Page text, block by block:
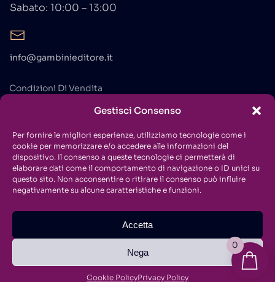
Gestisci Consenso
Per fornire le migliori esperienze, utilizziamo tecnologie come i
cookie per memorizzare e/o accedere alle informazioni del
dispositivo. Il consenso a queste tecnologie ci permetterà di
elaborare dati come il comportamento di navigazione o ID unici su
questo sito. Non acconsentire o ritirare il consenso può influire
negativamente su alcune caratteristiche e funzioni.
Accetta
Nega
Cookie PolicyPrivacy Policy
Sabato: 10:00 – 13:00
info@gambinieditore.it
Condizioni Di Vendita
Cookie Policy
Contatti
Gambini Editore. All Rights Reserved.
0